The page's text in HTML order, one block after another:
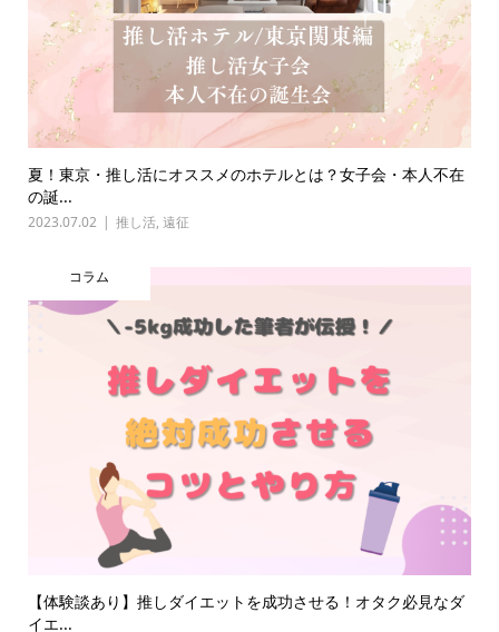
夏！東京・推し活にオススメのホテルとは？女子会・本人不在
の誕...
2023.07.02 推し活, 遠征
コラム
【体験談あり】推しダイエットを成功させる！オタク必見なダ
イエ...